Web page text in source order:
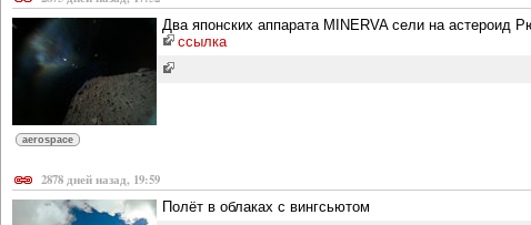
Два японских аппарата MINERVA сели на астероид
ссылка
aerospace
2878 дней назад, 19:59
Полёт в облаках с вингсьютом